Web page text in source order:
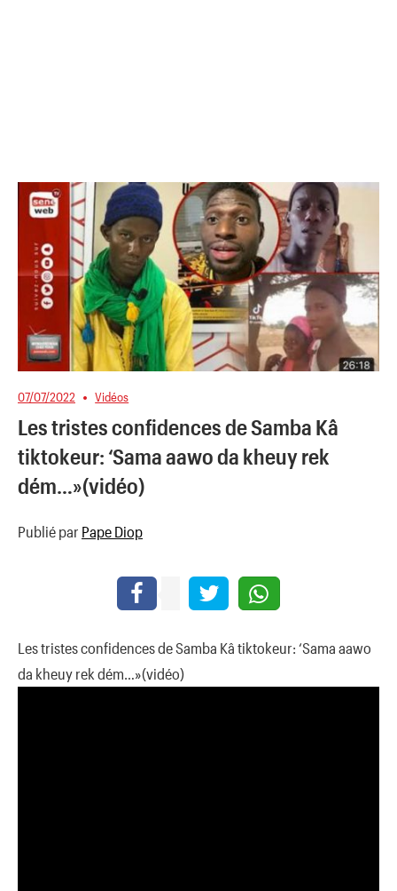
07/07/2022 Vidéos
Les tristes confidences de Samba Kâ
tiktokeur: ‘Sama aawo da kheuy rek
dém…»(vidéo)
Publié par Pape Diop
Les tristes confidences de Samba Kâ tiktokeur: ‘Sama aawo
da kheuy rek dém…»(vidéo)